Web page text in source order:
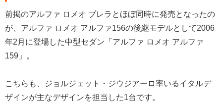
前掲のアルファ ロメオ ブレラとほぼ同時に発売となったの
が、アルファ ロメオ アルファ156の後継モデルとして2006
年2月に登場した中型セダン「アルファ ロメオ アルファ
159」。
こちらも、ジョルジェット・ジウジアーロ率いるイタルデ
ザインが主なデザインを担当した1台です。